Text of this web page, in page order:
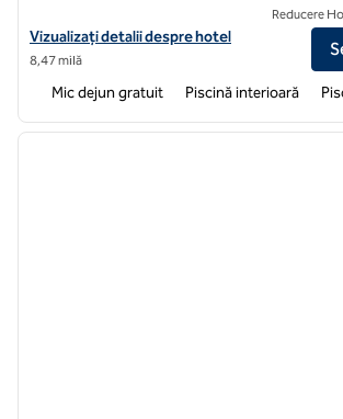
Vizualizați detaliile hotelului pentru
Vizualizați detalii despre hotel
8,47 milă
Reducere
Mic dejun gratuit Piscină interioară
1 din 12